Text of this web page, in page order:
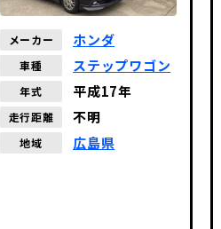
メーカー ホンダ
車種 ステップワゴン
年式 平成17年
走行距離 不明
地域 広島県